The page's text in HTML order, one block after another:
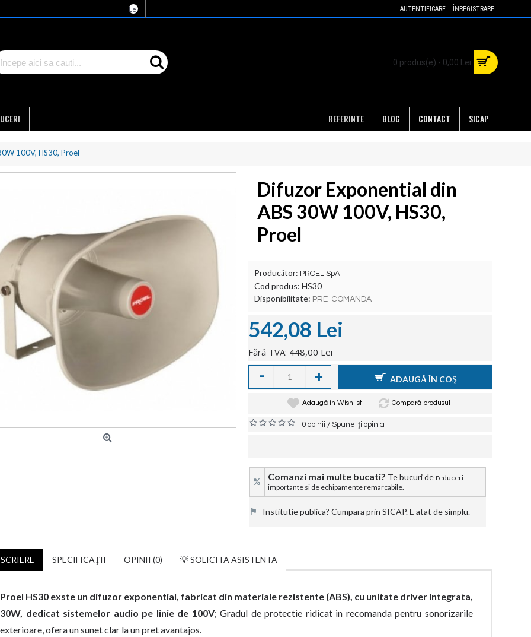
Lei AUTENTIFICARE ÎNREGISTRARE
0 produs(e) - 0,00 Lei
SICAP
CONTACT
BLOG
REFERINTE
100V, HS30, Proel
Difuzor Exponential din
ABS 30W 100V, HS30,
Proel
Producător: PROEL SpA
Cod produs: HS30
Disponibilitate: PRE-COMANDA
542,08 Lei
Fără TVA: 448,00 Lei
- + ADAUGĂ ÎN COŞ
Adaugă in Wishlist Compară produsul
0 opinii /Spune-ţi opinia
% Comanzi mai multe bucati? Te bucuri de reduceri
importante si de echipamente remarcabile.
⚑ Institutie publica? Cumpara prin SICAP. E atat de simplu.
SPECIFICAŢII OPINII (0) 💡 SOLICITA ASISTENTA
Proel HS30 exste un difuzor exponential, fabricat din materiale rezistente (ABS), cu unitate driver integrata,
30W, dedicat sistemelor audio pe linie de 100V; Gradul de protectie ridicat in recomanda pentru sonorizarile
exterioare, ofera un sunet clar la un pret avantajos.